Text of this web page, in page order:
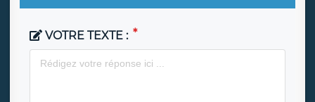
VOTRE TEXTE :